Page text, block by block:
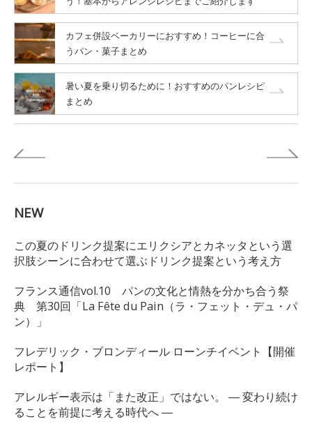
カフェ併設ベーカリーにおすすめ！コーヒーに合
うパン・菓子まとめ
暑い夏を乗り切るために！おすすめのパンレシピ
まとめ
NEW
この夏のドリンク提案にエリクシアとカネッタという選
択肢シーンに合わせて選ぶドリンク提案という考え方
フランス通信vol.10 パンの文化と情熱を分かち合う祭
典 第30回「La Fête du Pain（ラ・フェット・デュ・パ
ン）」
フレデリック・ブロンディール ローンチイベント【開催
レポート】
アレルギー表示は「また改正」ではない。 ― 変わり続け
ることを前提に考える時代へ ―